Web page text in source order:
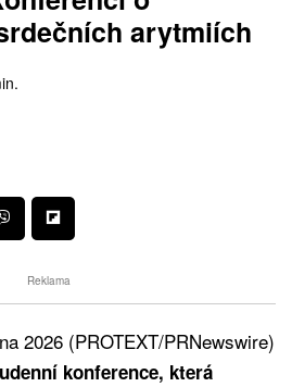
arytmiích
Reklama
2026 (PROTEXT/PRNewswire)
konference, která